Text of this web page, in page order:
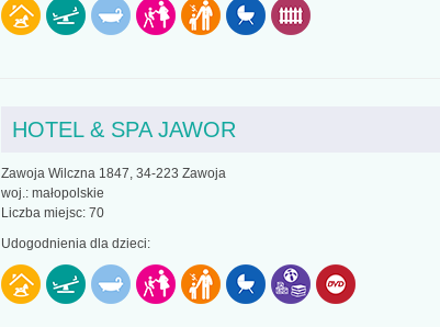
HOTEL & SPA JAWOR
Zawoja Wilczna 1847, 34-223 Zawoja
woj.: małopolskie
Liczba miejsc: 70
Udogodnienia dla dzieci: